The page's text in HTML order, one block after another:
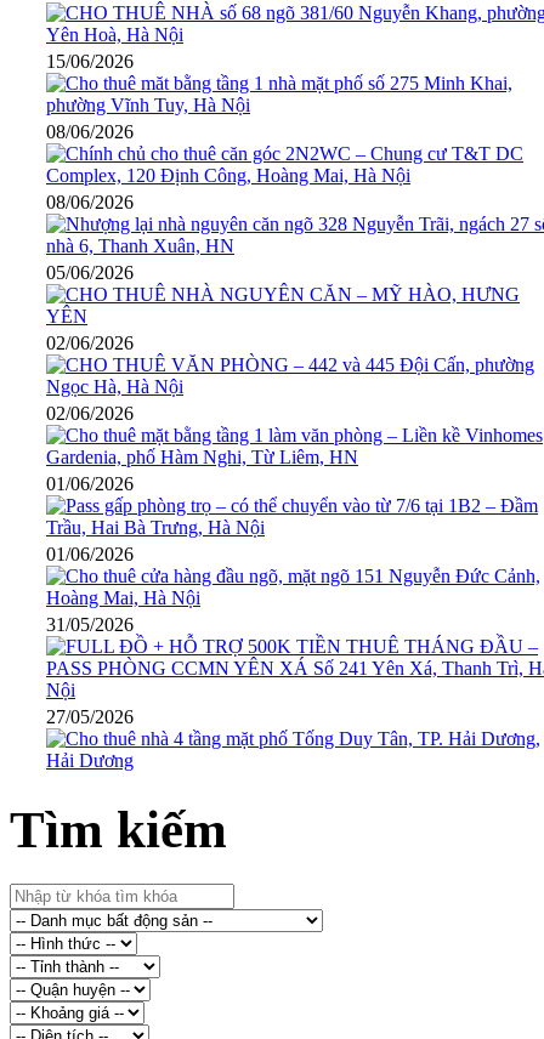
15/06/2026
08/06/2026
08/06/2026
05/06/2026
02/06/2026
02/06/2026
01/06/2026
01/06/2026
31/05/2026
27/05/2026
Tìm kiếm